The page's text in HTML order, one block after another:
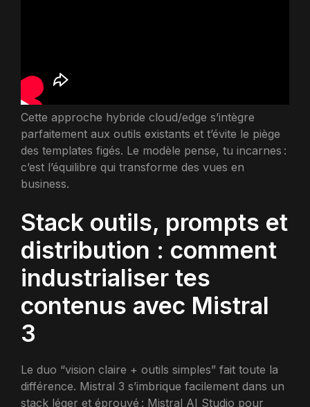
Cette approche hybride cloud/edge s’intègre
parfaitement aux outils existants et t’évite le piège
des templates figés. Le modèle pense, tu incarnes :
c’est l’équilibre qui transforme des vues en
business.
Stack outils, prompts et
distribution : comment
industrialiser tes
contenus avec Mistral
3
Le duo “vision claire + outils simples” fait toute la
différence. Mistral 3 s’imbrique facilement dans un
stack léger et éprouvé : Mistral AI Studio pour